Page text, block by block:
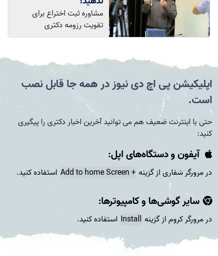
مشاوره ثبت اختراع برای
تقویت رزومه دکتری
اپلیکیشن پی اچ دی نیوز در همه جا قابل نصب
است.
حتی با اینترنت ضعیف هم می توانید آخرین اخبار دکتری را پیگیری
کنید:
آیفون و دستگاه‌های اپل:
در مرورگر سَفاری از گزینه + Add to home Screen استفاده کنید.
سایر گوشی‌ها و کامپیوتر‌ها:
در مرورگر کروم از گزینه Install استفاده کنید.